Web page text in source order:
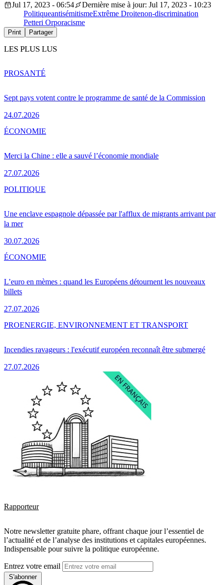
Jul 17, 2023 - 06:54
Dernière mise à jour: Jul 17, 2023 - 10:23
PolitiqueantisémitismeExtrême Droitenon-discrimination
Petteri Orporacisme
Print Partager
LES PLUS LUS
Sept pays votent contre le programme de santé de la Commission
24.07.2026
PROSANTÉ
Merci la Chine : elle a sauvé l’économie mondiale
27.07.2026
ÉCONOMIE
Une enclave espagnole dépassée par l'afflux de migrants arrivant par
la mer
30.07.2026
POLITIQUE
L’euro en mèmes : quand les Européens détournent les nouveaux
billets
27.07.2026
ÉCONOMIE
Incendies ravageurs : l'exécutif européen reconnaît être submergé
27.07.2026
PROENERGIE, ENVIRONNEMENT ET TRANSPORT
Rapporteur
Notre newsletter gratuite phare, offrant chaque jour l’essentiel de
l’actualité et de l’analyse des institutions et capitales européennes.
Indispensable pour suivre la politique européenne.
Entrez votre email
S'abonner